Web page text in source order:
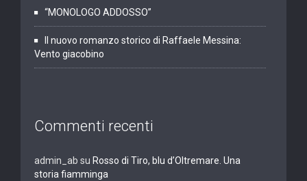
“MONOLOGO ADDOSSO”
Il nuovo romanzo storico di Raffaele Messina:
Vento giacobino
Commenti recenti
admin_ab su Rosso di Tiro, blu d’Oltremare. Una
storia fiamminga